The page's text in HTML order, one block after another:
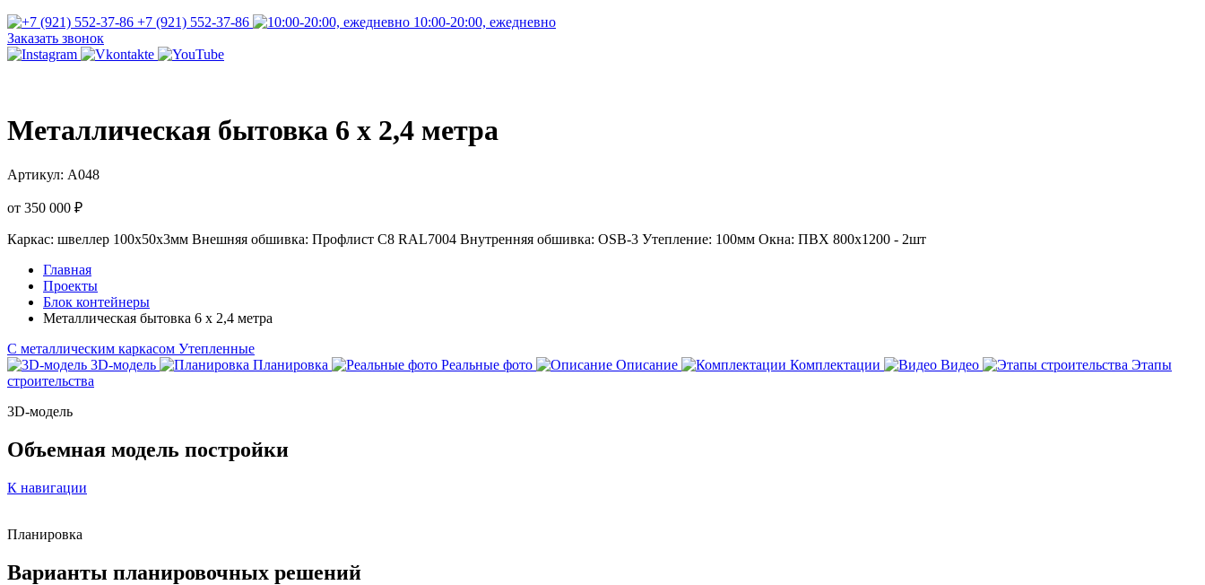
+7 (921) 552-37-86
10:00-20:00, ежедневно
Заказать звонок
Металлическая бытовка 6 х 2,4 метра
Артикул: А048
от 350 000 ₽
Каркас: швеллер 100х50х3мм Внешняя обшивка: Профлист С8 RAL7004 Внутренняя обшивка: OSB-3 Утепление: 100мм Окна: ПВХ 800х1200 - 2шт
Главная
Проекты
Блок контейнеры
Металлическая бытовка 6 х 2,4 метра
С металлическим каркасом Утепленные
3D-модель
Планировка Реальные фото Описание Комплектации Видео
Этапы
строительства
3D-модель
Объемная модель постройки
К навигации
Планировка
Варианты планировочных решений